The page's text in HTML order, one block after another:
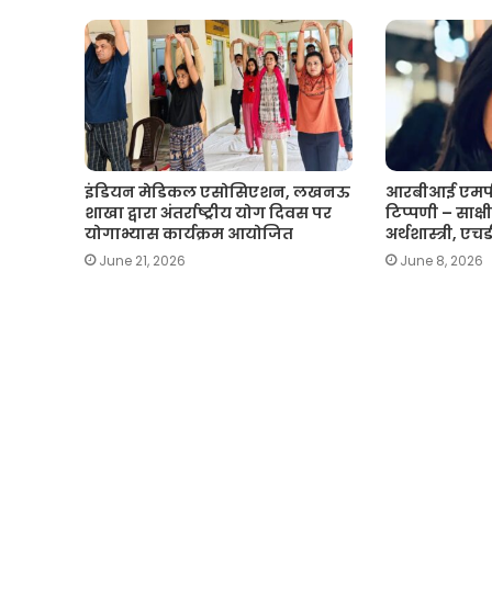
इंडियन मेडिकल एसोसिएशन, लखनऊ
शाखा द्वारा अंतर्राष्ट्रीय योग दिवस पर
योगाभ्यास कार्यक्रम आयोजित
June 21, 2026
आरबीआई
टिप्पणी –
अर्थशास्त्री,
June 8, 2026